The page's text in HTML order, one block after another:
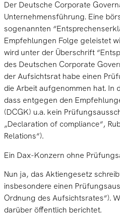
Der Deutsche Corporate
Unternehmensführung. Eine
sogenannten
Empfehlungen Folge geleistet
wird unter der Überschrift
des Deutschen Corporate
der Aufsichtsrat habe einen
die Arbeit aufgenommen hat.
dass entgegen den
(DCGK) u.a. kein
„Declaration of compliance“,
Relations“).
Ein Dax-Konzern ohne
Nun ja, das Aktiengesetz
insbesondere einen
Ordnung des Aufsichtsrates“).
darüber öffentlich berichtet.